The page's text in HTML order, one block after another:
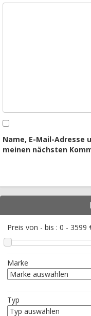
Name, E-Mail-Adresse
meinen nächsten
Preis von - bis : 0 - 3599
Marke
Typ